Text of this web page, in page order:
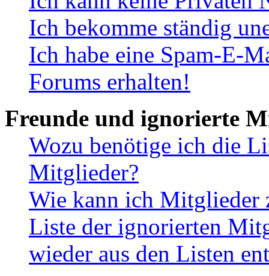
Ich bekomme ständig
Ich habe eine Spam-E-
Forums erhalten!
Freunde und ignorierte
Wozu benötige ich die
Mitglieder?
Wie kann ich Mitglieder
Liste der ignorierten
wieder aus den Listen